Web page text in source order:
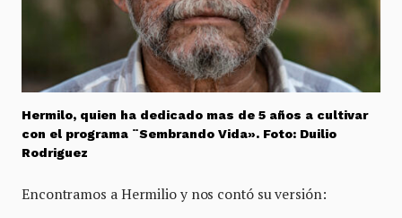
Hermilo, quien ha dedicado mas de 5 años a cultivar
con el programa ¨Sembrando Vida». Foto: Duilio
Rodriguez
Encontramos a Hermilio y nos contó su versión: